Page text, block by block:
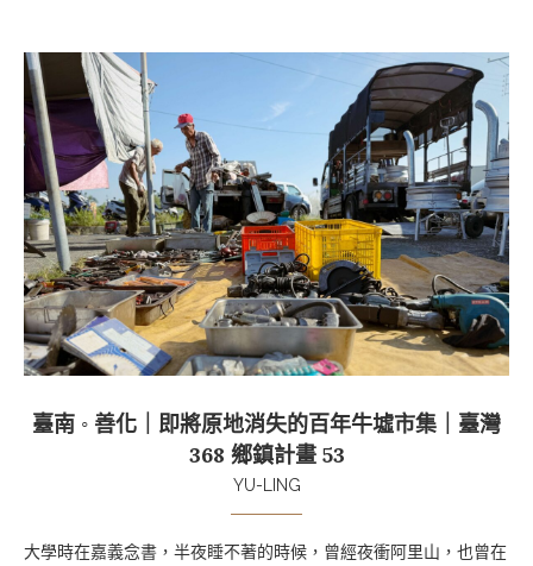
臺南 ◦ 善化｜即將原地消失的百年牛墟市集｜臺灣
368 鄉鎮計畫 53
YU-LING
大學時在嘉義念書，半夜睡不著的時候，曾經夜衝阿里山，也曾在